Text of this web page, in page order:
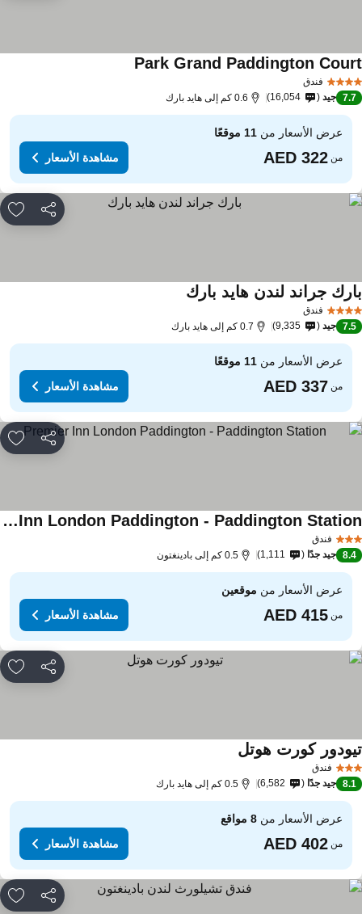
فندق
Park Grand Paddingtonمشاهدة الأسعار
7.7 جيد 16,054 0.6 كم إلى هايد بارك
عرض الأسعار من11 موقعًا
من مشاهدة الأسعار
مشاركة
فندق
جراند لندن هايد باركمشاهدة الأسعار
7.5 جيد 9,335 0.7 كم إلى هايد بارك
عرض الأسعار من11 موقعًا
من مشاهدة الأسعار
مشاركة
فندق
Premier Inn London Paddington - Paddington Station
الأسعار
8.4 جيد جدًا 1,111 0.5 كم إلى بادينغتون
عرض الأسعار منموقعين
من مشاهدة الأسعار
مشاركة
فندق
كورت هوتلمشاهدة الأسعار
8.1 جيد جدًا 6,582 0.5 كم إلى هايد بارك
عرض الأسعار من8 مواقع
من مشاهدة الأسعار
مشاركة